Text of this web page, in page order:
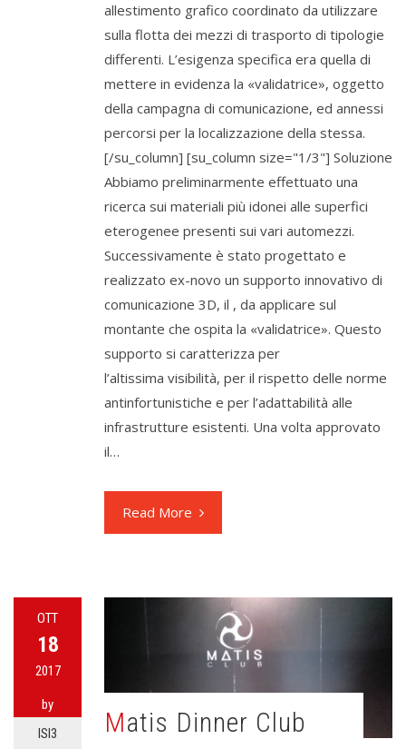
allestimento grafico coordinato da utilizzare
sulla flotta dei mezzi di trasporto di tipologie
differenti. L’esigenza specifica era quella di
mettere in evidenza la «validatrice», oggetto
della campagna di comunicazione, ed annessi
percorsi per la localizzazione della stessa.
[/su_column] [su_column size="1/3"] Soluzione
Abbiamo preliminarmente effettuato una
ricerca sui materiali più idonei alle superfici
eterogenee presenti sui vari automezzi.
Successivamente è stato progettato e
realizzato ex-novo un supporto innovativo di
comunicazione 3D, il , da applicare sul
montante che ospita la «validatrice». Questo
supporto si caratterizza per
l’altissima visibilità, per il rispetto delle norme
antinfortunistiche e per l’adattabilità alle
infrastrutture esistenti. Una volta approvato
il…
Read More
OTT
18
2017
by
ISI3
Matis Dinner Club